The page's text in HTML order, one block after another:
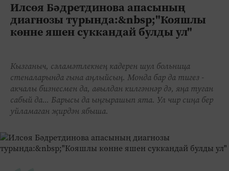
Илсөя Бәдретдинова апасының
диагнозы турында:&nbsp;"Кояшлы
көнне яшен суккандай булды ул"
Кызганыч, сәламәтлекнең кадерен шул больница
стеналарында гына аңлыйсың. Монда бар да тигез -
акчалы бизнесмен да, авылдан килгәннәр дә, яңа туган
сабый да... Барысы да ыңгырашып ята. Ул чир сиңа бер
уйламаган җирдән ябыша.